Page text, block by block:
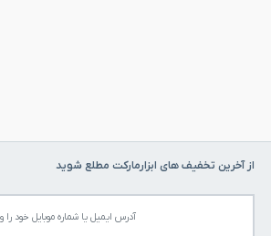
از آخرین تخفیف های ابزارمارکت مطلع شوید